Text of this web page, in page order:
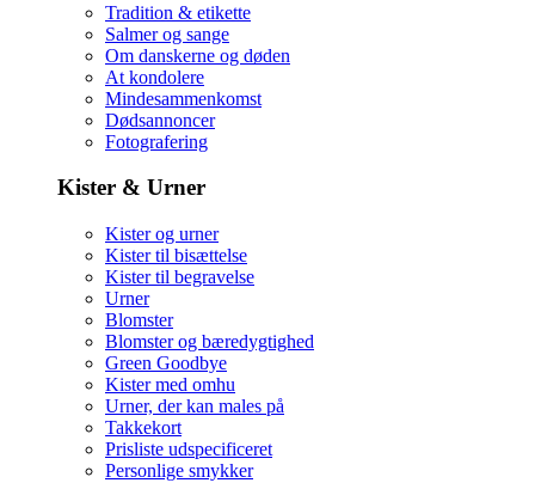
Tradition & etikette
Salmer og sange
Om danskerne og døden
At kondolere
Mindesammenkomst
Dødsannoncer
Fotografering
Kister & Urner
Kister og urner
Kister til bisættelse
Kister til begravelse
Urner
Blomster
Blomster og bæredygtighed
Green Goodbye
Kister med omhu
Urner, der kan males på
Takkekort
Prisliste udspecificeret
Personlige smykker